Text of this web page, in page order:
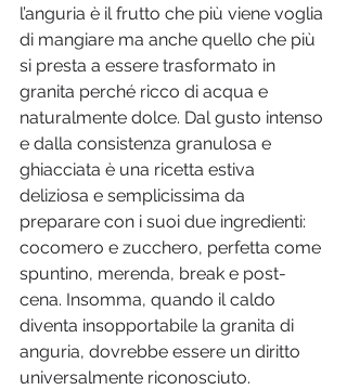
l’anguria è il frutto che più viene voglia
di mangiare ma anche quello che più
si presta a essere trasformato in
granita perché ricco di acqua e
naturalmente dolce. Dal gusto intenso
e dalla consistenza granulosa e
ghiacciata è una ricetta estiva
deliziosa e semplicissima da
preparare con i suoi due ingredienti:
cocomero e zucchero, perfetta come
spuntino, merenda, break e post-
cena. Insomma, quando il caldo
diventa insopportabile la granita di
anguria, dovrebbe essere un diritto
universalmente riconosciuto.